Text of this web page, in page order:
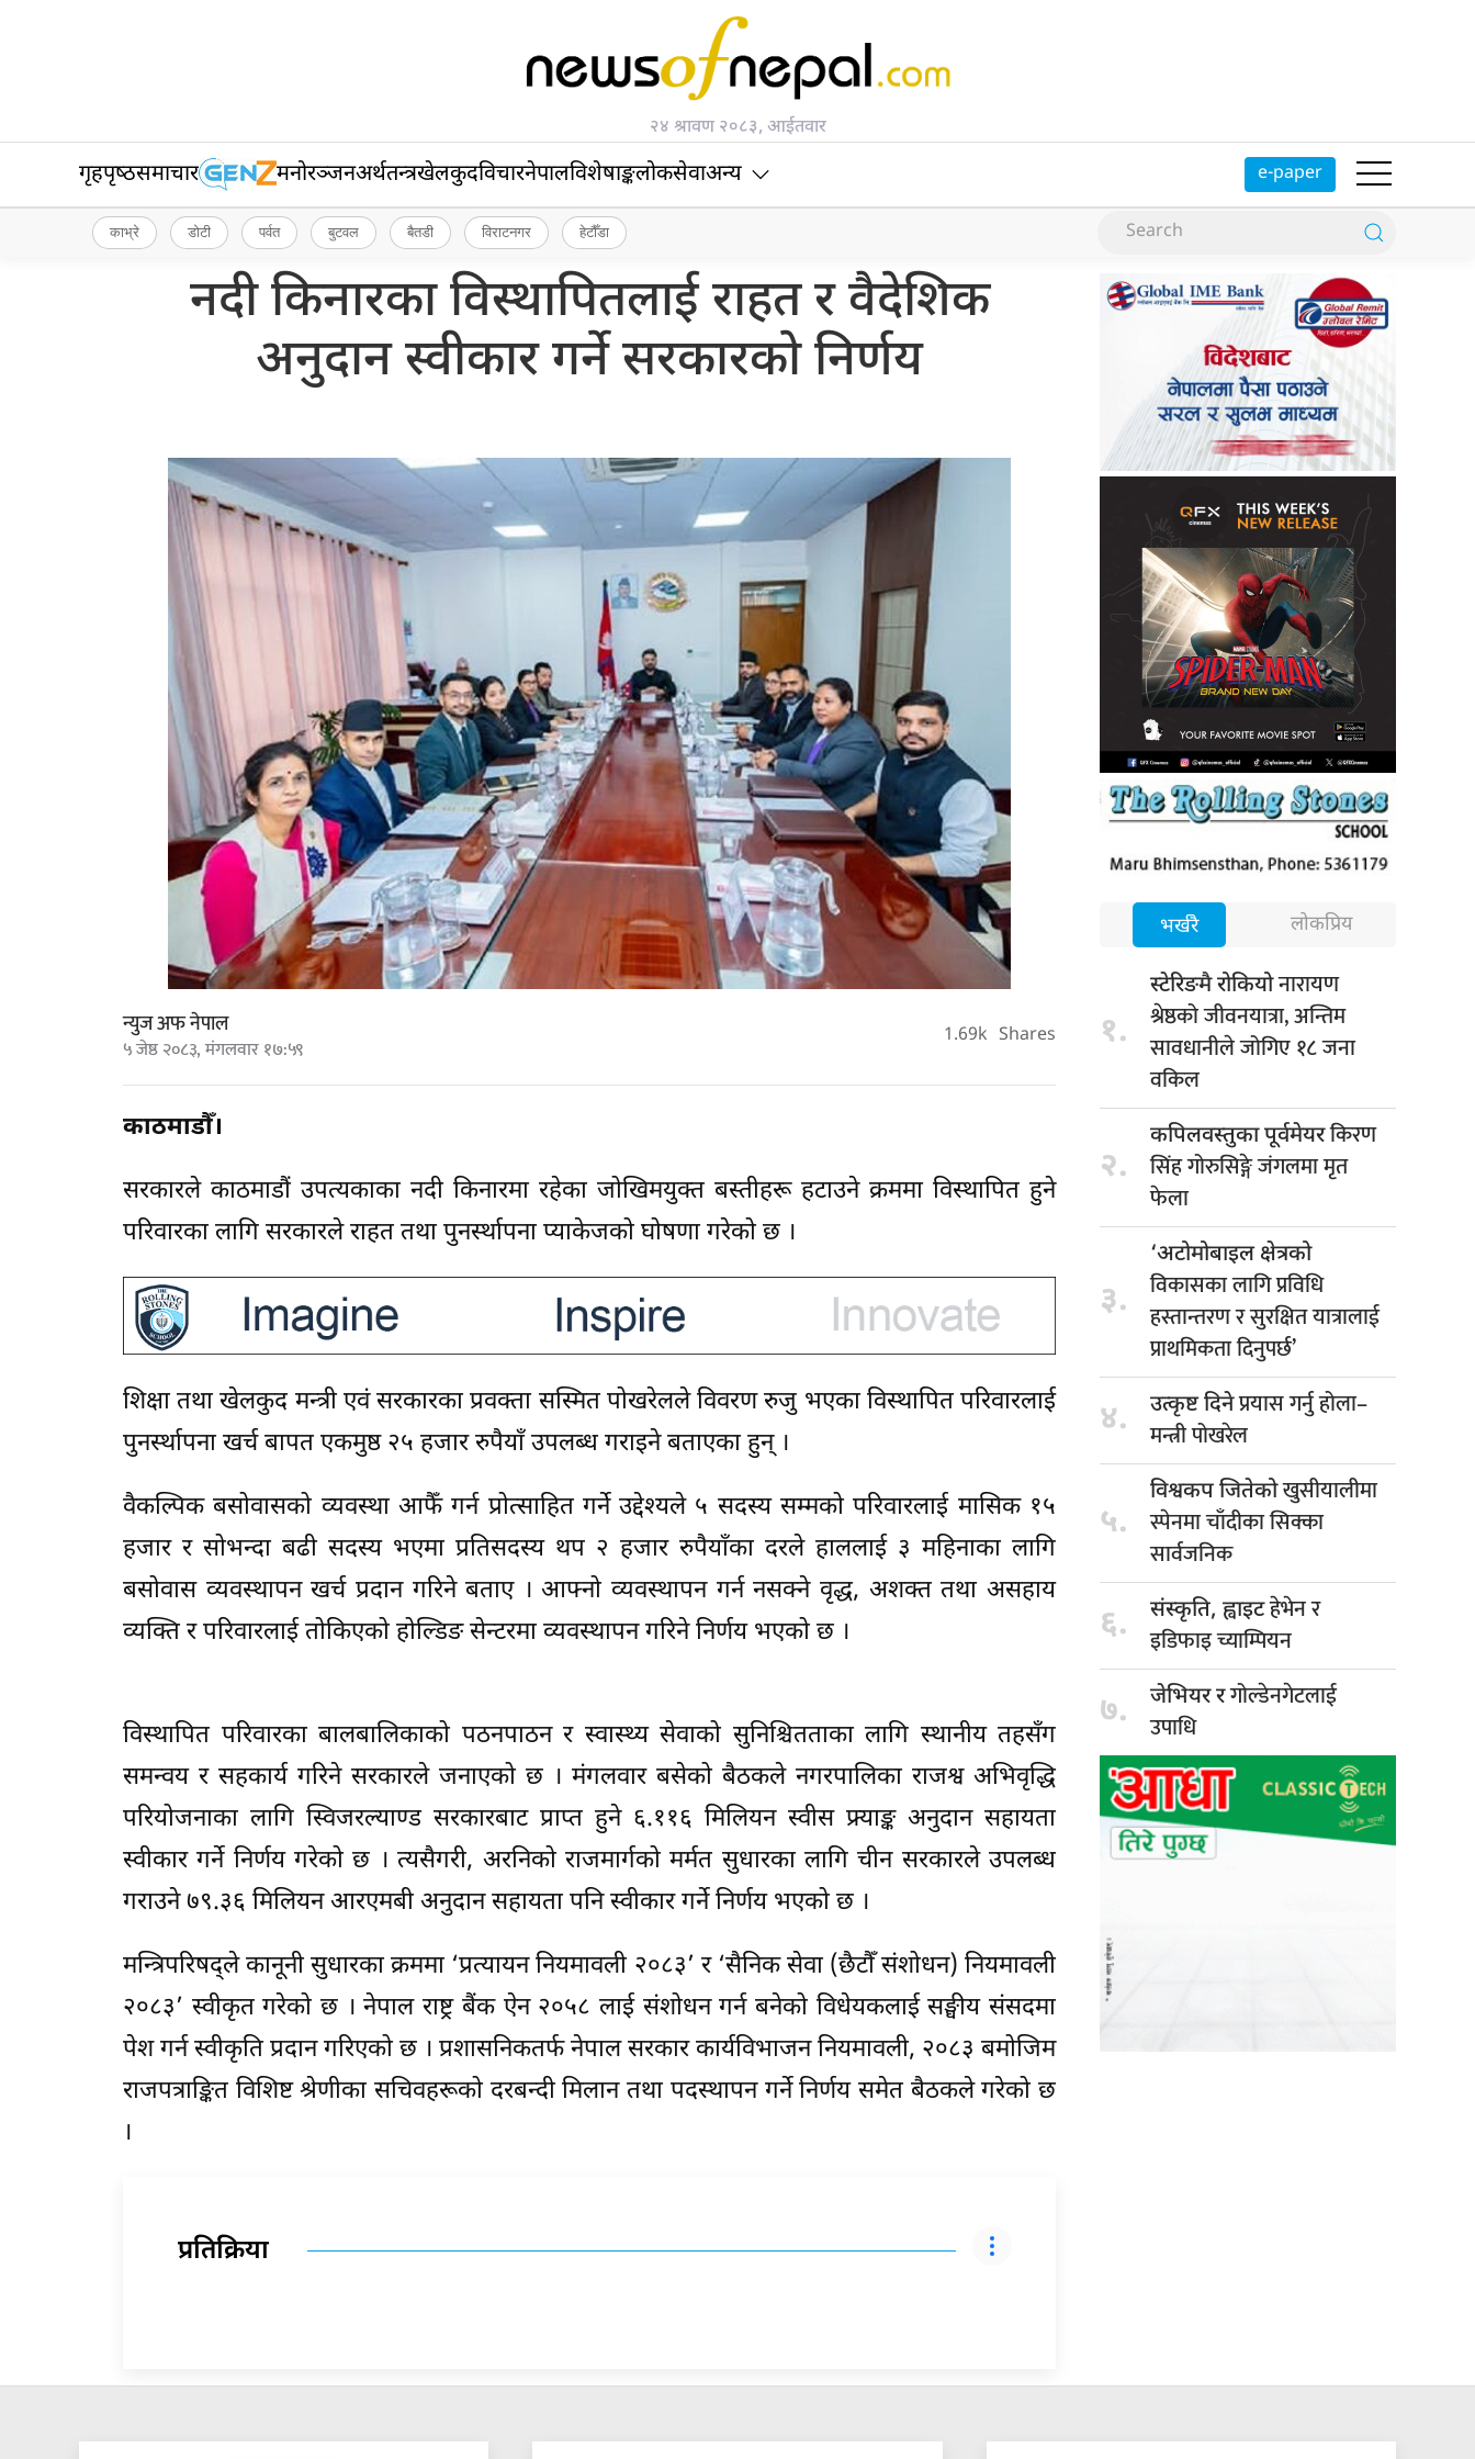
२४ श्रावण २०८३, आईतवार
गृहपृष्‍ठसमाचार मनोरञ्जनअर्थतन्त्रखेलकुदविचारनेपालविशेषाङ्कलोकसेवाअन्य e-paper
काभ्रे डोटी पर्वत बुटवल बैतडी विराटनगर हेटौँडा
नदी किनारका विस्थापितलाई राहत र वैदेशिक
अनुदान स्वीकार गर्ने सरकारको निर्णय
न्युज अफ नेपाल
५ जेष्ठ २०८३, मंगलवार १७:५९ 1.69k Shares
काठमाडौँ।
सरकारले काठमाडौं उपत्यकाका नदी किनारमा रहेका जोखिमयुक्त बस्तीहरू हटाउने क्रममा विस्थापित हुने
परिवारका लागि सरकारले राहत तथा पुनर्स्थापना प्याकेजको घोषणा गरेको छ ।
शिक्षा तथा खेलकुद मन्त्री एवं सरकारका प्रवक्ता सस्मित पोखरेलले विवरण रुजु भएका विस्थापित परिवारलाई
पुनर्स्थापना खर्च बापत एकमुष्ठ २५ हजार रुपैयाँ उपलब्ध गराइने बताएका हुन् ।
वैकल्पिक बसोवासको व्यवस्था आफैँ गर्न प्रोत्साहित गर्ने उद्देश्यले ५ सदस्य सम्मको परिवारलाई मासिक १५
हजार र सोभन्दा बढी सदस्य भएमा प्रतिसदस्य थप २ हजार रुपैयाँका दरले हाललाई ३ महिनाका लागि
बसोवास व्यवस्थापन खर्च प्रदान गरिने बताए । आफ्नो व्यवस्थापन गर्न नसक्ने वृद्ध, अशक्त तथा असहाय
व्यक्ति र परिवारलाई तोकिएको होल्डिङ सेन्टरमा व्यवस्थापन गरिने निर्णय भएको छ ।
विस्थापित परिवारका बालबालिकाको पठनपाठन र स्वास्थ्य सेवाको सुनिश्चितताका लागि स्थानीय तहसँग
समन्वय र सहकार्य गरिने सरकारले जनाएको छ । मंगलवार बसेको बैठकले नगरपालिका राजश्व अभिवृद्धि
परियोजनाका लागि स्विजरल्याण्ड सरकारबाट प्राप्त हुने ६.११६ मिलियन स्वीस फ्र्याङ्क अनुदान सहायता
स्वीकार गर्ने निर्णय गरेको छ । त्यसैगरी, अरनिको राजमार्गको मर्मत सुधारका लागि चीन सरकारले उपलब्ध
गराउने ७९.३६ मिलियन आरएमबी अनुदान सहायता पनि स्वीकार गर्ने निर्णय भएको छ ।
मन्त्रिपरिषद्ले कानूनी सुधारका क्रममा ‘प्रत्यायन नियमावली २०८३’ र ‘सैनिक सेवा (छैटौँ संशोधन) नियमावली
२०८३’ स्वीकृत गरेको छ । नेपाल राष्ट्र बैंक ऐन २०५८ लाई संशोधन गर्न बनेको विधेयकलाई सङ्घीय संसदमा
पेश गर्न स्वीकृति प्रदान गरिएको छ । प्रशासनिकतर्फ नेपाल सरकार कार्यविभाजन नियमावली, २०८३ बमोजिम
राजपत्राङ्कित विशिष्ट श्रेणीका सचिवहरूको दरबन्दी मिलान तथा पदस्थापन गर्ने निर्णय समेत बैठकले गरेको छ
।
प्रतिक्रिया
भर्खरै लोकप्रिय
१.
स्टेरिङमै रोकियोनारायण
श्रेष्ठको जीवनयात्रा, अन्तिम
सावधानीले जोगिए १८ जना
वकिल
२.
कपिलवस्तुका पूर्वमेयरकिरण
सिंह गोरुसिङ्गे जंगलमा मृत
फेला
३.
‘अटोमोबाइल क्षेत्रको
विकासका लागि प्रविधि
हस्तान्तरण र सुरक्षित यात्रालाई
प्राथमिकता दिनुपर्छ’
४. उत्कृष्ट दिनेप्रयास गर्नु होला–
मन्त्री पोखरेल
५.
विश्वकप जितेकोखुसीयालीमा
स्पेनमा चाँदीका सिक्का
सार्वजनिक
६. संस्कृति, ह्वाइटहेभेन र
इडिफाइ च्याम्पियन
७. जेभियर रगोल्डेनगेटलाई
उपाधि